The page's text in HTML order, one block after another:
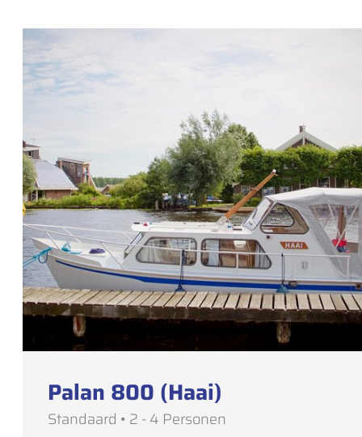
Palan 800 (Haai)
Standaard • 2 - 4 Personen